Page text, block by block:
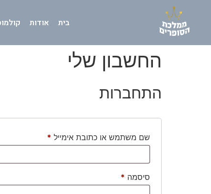
בית אודות
החשבון שלי
התחברות
שם משתמש או כתובת אימייל *
סיסמה *